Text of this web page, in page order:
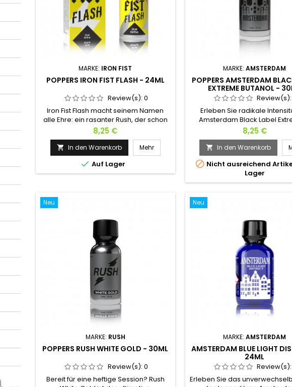
MARKE: IRON FIST
POPPERS IRON FIST FLASH - 24ML
Review(s): 0
Iron Fist Flash macht seinem Namen
alle Ehre: ein rasanter Rush, der schon
beim ersten Einatmen voll einschlägt.
Dieser Pentylnitrit-Poppers ist der
ideale Katalysator für Ihre
leidenschaftlichsten Momente. Er setzt
sofort eine innere Wärme frei, die alle
Muskeln entspannt und den Körper auf
Preis
8,25 €
 In den Warenkorb Mehr
 Auf Lager
MARKE:AMSTERDAM
POPPERS AMSTERDAM
EXTREME BUTANOL -
Erleben Sie radikale
Amsterdam Black Label
Butanol. Diese Formel vereint
mit der rohen Kraft von
Entwickelt für Kenner, bietet
Hybrid-Rush eine beispiellose
sprengt sensorische Grenzen.
Höhepunkt der Amsterdam-
trifft die Beständigkeit von
Preis
8,25 €
 In den Warenkorb
 Nicht ausreichend
Lager
Neu
MARKE: RUSH
POPPERS RUSH WHITE GOLD - 30ML
Review(s): 0
Bereit für eine heftige Session? Rush
Neu
MARKE:AMSTERDAM
AMSTERDAM BLUE LIGHT
24ML
Erleben Sie das